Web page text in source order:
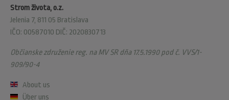
Strom života, o.z.
Jelenia 7, 811 05 Bratislava
IČO: 00587010 DIČ: 2020830713
Občianske združenie reg. na MV SR dňa 17.5.1990 pod č. VVS/1-
909/90-4
About us
Über uns